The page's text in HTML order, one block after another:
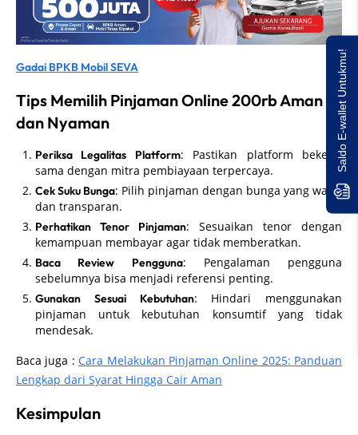
Gadai BPKB Mobil SEVA
Tips Memilih Pinjaman Online 200rb Aman
dan Nyaman
Periksa Legalitas Platform: Pastikan platform bekerja
sama dengan mitra pembiayaan terpercaya.
Cek Suku Bunga: Pilih pinjaman dengan bunga yang wajar
dan transparan.
Perhatikan Tenor Pinjaman: Sesuaikan tenor dengan
kemampuan membayar agar tidak memberatkan.
Baca Review Pengguna: Pengalaman pengguna
sebelumnya bisa menjadi referensi penting.
Gunakan Sesuai Kebutuhan: Hindari menggunakan
pinjaman untuk kebutuhan konsumtif yang tidak
mendesak.
Baca juga :Cara Melakukan Pinjaman Online 2025: Panduan
Lengkap dari Syarat Hingga Cair Aman
Kesimpulan
Saldo E-wallet Untukmu!